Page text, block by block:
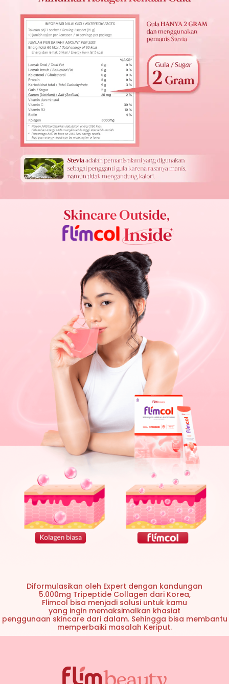
Diformulasikan oleh Expert dengan kandungan
5.000mg Tripeptide Collagen dari Korea,
Flimcol bisa menjadi solusi untuk kamu
yang ingin memaksimalkan khasiat
penggunaan skincare dari dalam. Sehingga bisa membantu
memperbaiki masalah Keriput.